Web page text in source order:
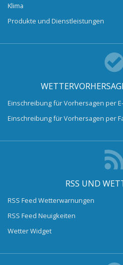
Klima
Produkte und Dienstleistungen
Einschreibung für Vorhersagen per
Einschreibung für Vorhersagen per
RSS UND
RSS Feed Wetterwarnungen
RSS Feed Neuigkeiten
Wetter Widget